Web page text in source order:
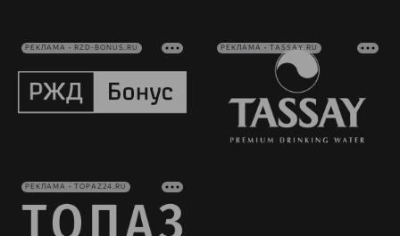
РЕКЛАМА • RZD-BONUS.RU РЕКЛАМА • TASSAY.RU
РЕКЛАМА • TOPAZ24.RU